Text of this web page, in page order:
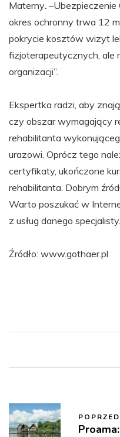
Materny. –Ubezpieczenie
okres ochronny trwa 12
pokrycie kosztów wizyt
fizjoterapeutycznych, ale
organizacji”.
Ekspertka radzi, aby
czy obszar wymagający
rehabilitanta
urazowi. Oprócz tego
certyfikaty, ukończone
rehabilitanta. Dobrym
Warto poszukać w
z usług danego specjalisty.
Źródło: www.gothaer.pl